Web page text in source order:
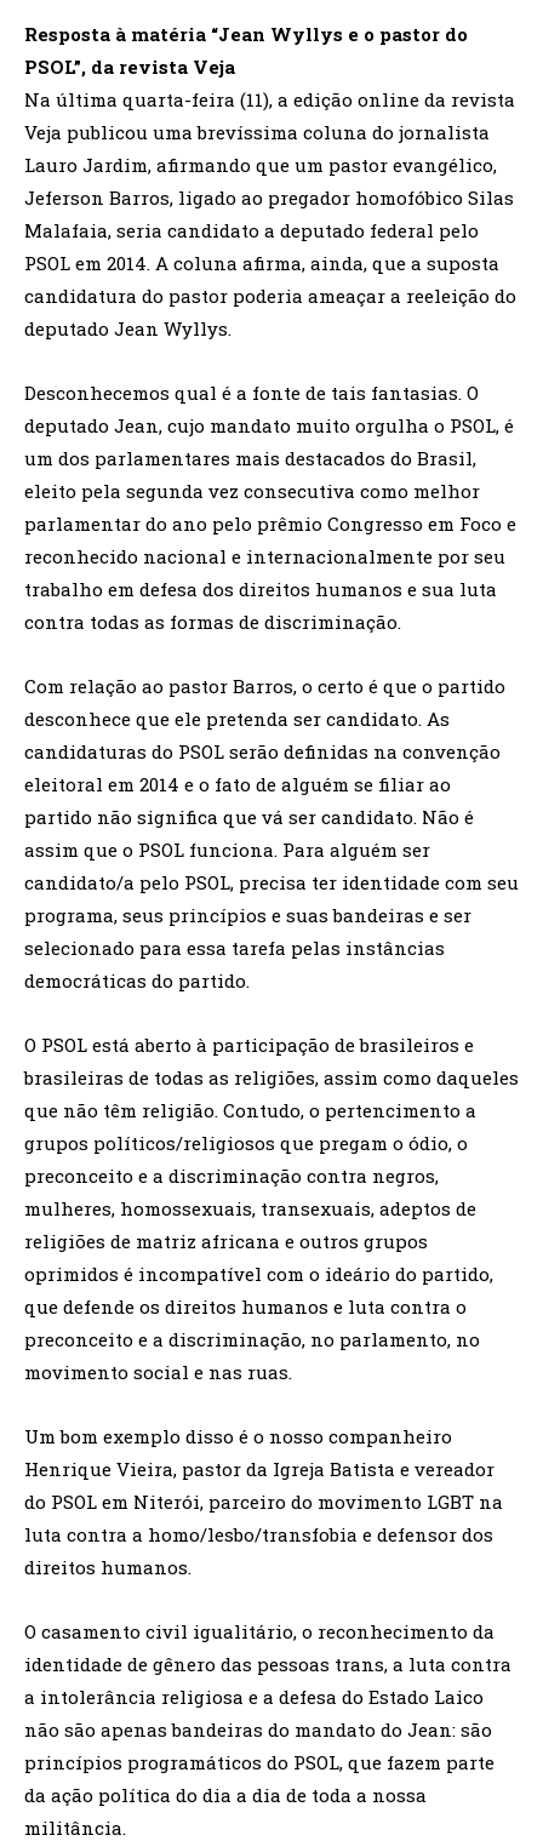
Resposta à matéria “Jean Wyllys e o pastor do
PSOL”, da revista Veja
Na última quarta-feira (11), a edição online da revista
Veja publicou uma brevíssima coluna do jornalista
Lauro Jardim, afirmando que um pastor evangélico,
Jeferson Barros, ligado ao pregador homofóbico Silas
Malafaia, seria candidato a deputado federal pelo
PSOL em 2014. A coluna afirma, ainda, que a suposta
candidatura do pastor poderia ameaçar a reeleição do
deputado Jean Wyllys.
Desconhecemos qual é a fonte de tais fantasias. O
deputado Jean, cujo mandato muito orgulha o PSOL, é
um dos parlamentares mais destacados do Brasil,
eleito pela segunda vez consecutiva como melhor
parlamentar do ano pelo prêmio Congresso em Foco e
reconhecido nacional e internacionalmente por seu
trabalho em defesa dos direitos humanos e sua luta
contra todas as formas de discriminação.
Com relação ao pastor Barros, o certo é que o partido
desconhece que ele pretenda ser candidato. As
candidaturas do PSOL serão definidas na convenção
eleitoral em 2014 e o fato de alguém se filiar ao
partido não significa que vá ser candidato. Não é
assim que o PSOL funciona. Para alguém ser
candidato/a pelo PSOL, precisa ter identidade com seu
programa, seus princípios e suas bandeiras e ser
selecionado para essa tarefa pelas instâncias
democráticas do partido.
O PSOL está aberto à participação de brasileiros e
brasileiras de todas as religiões, assim como daqueles
que não têm religião. Contudo, o pertencimento a
grupos políticos/religiosos que pregam o ódio, o
preconceito e a discriminação contra negros,
mulheres, homossexuais, transexuais, adeptos de
religiões de matriz africana e outros grupos
oprimidos é incompatível com o ideário do partido,
que defende os direitos humanos e luta contra o
preconceito e a discriminação, no parlamento, no
movimento social e nas ruas.
Um bom exemplo disso é o nosso companheiro
Henrique Vieira, pastor da Igreja Batista e vereador
do PSOL em Niterói, parceiro do movimento LGBT na
luta contra a homo/lesbo/transfobia e defensor dos
direitos humanos.
O casamento civil igualitário, o reconhecimento da
identidade de gênero das pessoas trans, a luta contra
a intolerância religiosa e a defesa do Estado Laico
não são apenas bandeiras do mandato do Jean: são
princípios programáticos do PSOL, que fazem parte
da ação política do dia a dia de toda a nossa
militância.